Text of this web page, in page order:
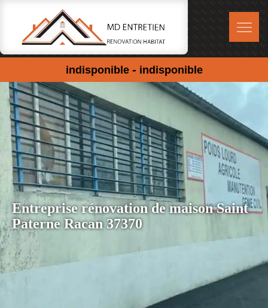
indisponible - indisponible
Entreprise rénovation de maison Saint
Paterne Racan 37370